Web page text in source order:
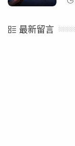
最新留言